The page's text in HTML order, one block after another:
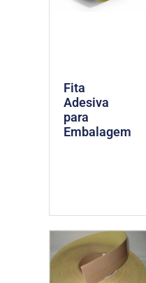
Fita
Adesiva
para
Embalagem